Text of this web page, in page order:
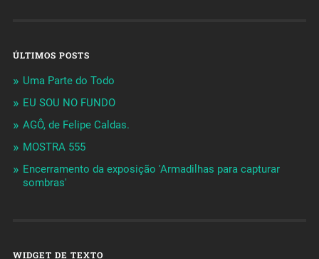
ÚLTIMOS POSTS
Uma Parte do Todo
EU SOU NO FUNDO
AGÔ, de Felipe Caldas.
MOSTRA 555
Encerramento da exposição 'Armadilhas para capturar
sombras'
WIDGET DE TEXTO